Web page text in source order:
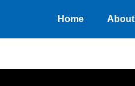
Home About